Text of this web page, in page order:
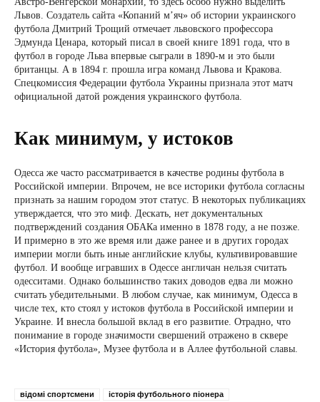
Львов. Создатель сайта «Копаний м’яч» об истории украинского
футбола Дмитрий Трощий отмечает львовского профессора
Эдмунда Ценара, который писал в своей книге 1891 года, что в
футбол в городе Льва впервые сыграли в 1890-м и это были
британцы. А в 1894 г. прошла игра команд Львова и Кракова.
Спецкомиссия Федерации футбола Украины признала этот матч
официальной датой рождения украинского футбола.
Как минимум, у истоков
Одесса же часто рассматривается в качестве родины футбола в
Российской империи. Впрочем, не все историки футбола согласны
признать за нашим городом этот статус. В некоторых публикациях
утверждается, что это миф. Дескать, нет документальных
подтверждений создания ОБАКа именно в 1878 году, а не позже.
И примерно в это же время или даже ранее и в других городах
империи могли быть иные английские клубы, культивировавшие
футбол. И вообще игравших в Одессе англичан нельзя считать
одесситами. Однако большинство таких доводов едва ли можно
считать убедительными. В любом случае, как минимум, Одесса в
числе тех, кто стоял у истоков футбола в Российской империи и
Украине. И внесла большой вклад в его развитие. Отрадно, что
понимание в городе значимости свершений отражено в сквере
«История футбола», Музее футбола и в Аллее футбольной славы.
відомі спортсмени історія футбольного піонера